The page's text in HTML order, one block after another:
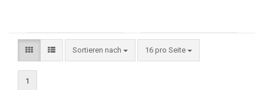
Sortieren nach 16 pro Seite
1